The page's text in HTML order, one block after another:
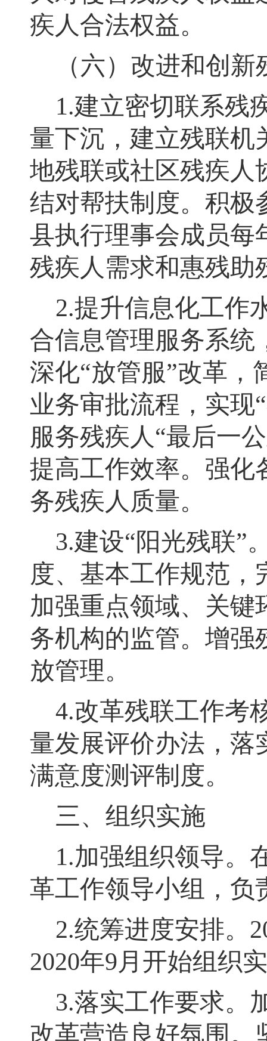
疾人合法权益。
（六）改进和创
1.建立密切联系残
量下沉，建立残联机
地残联或社区残疾人
结对帮扶制度。 积极
县执行理事会成员每
残疾人需求和惠残助
2.提升信息化工作
合信息管理服务系统
深化“放管服”改革 ，
业务审批流程，实现“
服务残疾人 “最后一
提高工作效率。 强化
务残疾人质量。
3.建设“阳光残联”
度、基本工作规范
加强重点领域、关键
务机构的监管。 增强
放管理。
4.改革残联工作考
量发展评价办法，落
满意度测评制度。
三、组织实施
1.加强组织领导。
革工作领导小组，负
2.统筹进度安排。
2020年9月开始组织
3.落实工作要求。
改革营造良好氛围 。